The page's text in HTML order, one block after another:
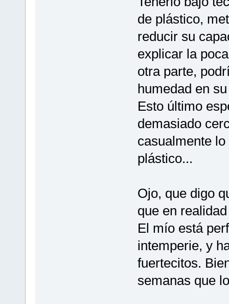
de plástico,
reducir su
explicar la
otra parte,
humedad en
Esto último
demasiado
casualmente
plástico...
Ojo, que digo
que en
El mío está
intemperie, y
fuertecitos.
semanas que